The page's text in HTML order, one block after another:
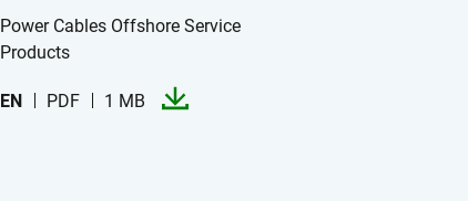
Power Cables Offshore Service
Products
EN PDF 1 MB